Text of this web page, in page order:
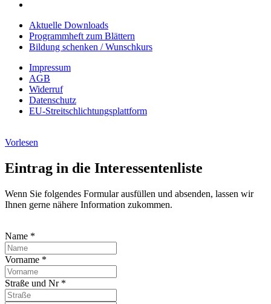
Aktuelle Downloads
Programmheft zum Blättern
Bildung schenken / Wunschkurs
Impressum
AGB
Widerruf
Datenschutz
EU-Streitschlichtungsplattform
Vorlesen
Eintrag in die Interessentenliste
Wenn Sie folgendes Formular ausfüllen und absenden, lassen wir
Ihnen gerne nähere Information zukommen.
Name *
Vorname *
Straße und Nr *